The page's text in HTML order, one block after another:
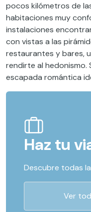
pocos kilómetros de
habitaciones muy
instalaciones
con vistas a las
restaurantes y bares,
rendirte al hedonismo.
escapada romántica
Haz tu
Descubre todas
Ver